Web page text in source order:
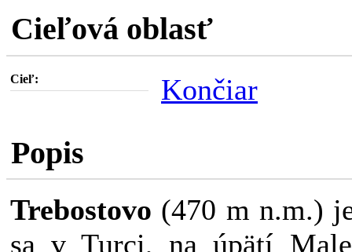
Cieľová oblasť
Cieľ: Končiar
Popis
Trebostovo (470 m n.m.)
sa v Turci, na úpätí